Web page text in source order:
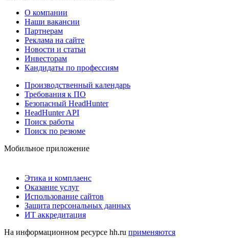
О компании
Наши вакансии
Партнерам
Реклама на сайте
Новости и статьи
Инвесторам
Кандидаты по профессиям
Производственный календарь
Требования к ПО
Безопасный HeadHunter
HeadHunter API
Поиск работы
Поиск по резюме
Мобильное приложение
Этика и комплаенс
Оказание услуг
Использование сайтов
Защита персональных данных
ИТ аккредитация
На информационном ресурсе hh.ru применяются